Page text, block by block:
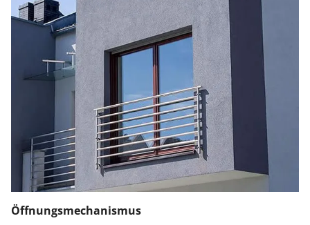
Öffnungsmechanismus